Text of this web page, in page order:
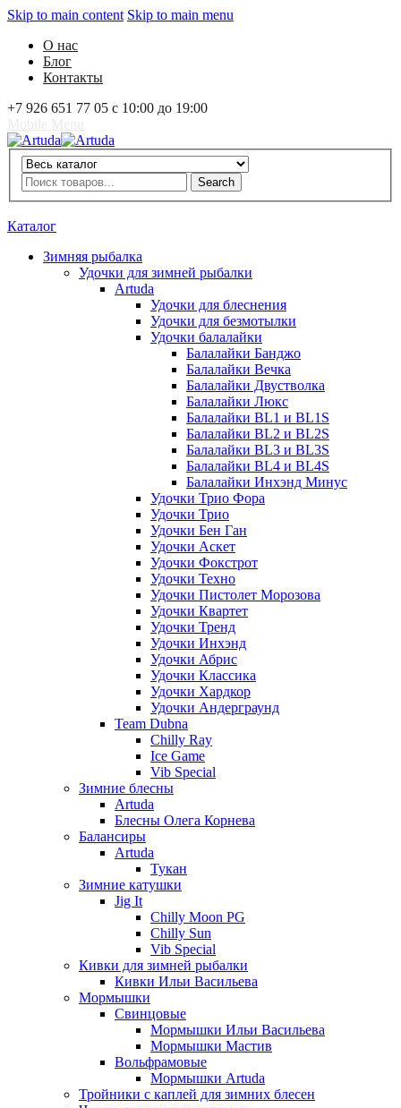
Skip to main content Skip to main menu
О нас
Блог
Контакты
+7 926 651 77 05 с 10:00 до 19:00
Artuda
Search
Search
Каталог
Зимняя рыбалка
Удочки для зимней рыбалки
Artuda
Удочки для блеснения
Удочки для безмотылки
Удочки балалайки
Балалайки Банджо
Балалайки Вечка
Балалайки Двустволка
Балалайки Люкс
Балалайки BL1 и BL1S
Балалайки BL2 и BL2S
Балалайки BL3 и BL3S
Балалайки BL4 и BL4S
Балалайки Инхэнд Минус
Удочки Трио Фора
Удочки Трио
Удочки Бен Ган
Удочки Аскет
Удочки Фокстрот
Удочки Техно
Удочки Пистолет Морозова
Удочки Квартет
Удочки Тренд
Удочки Инхэнд
Удочки Абрис
Удочки Классика
Удочки Хардкор
Удочки Андерграунд
Team Dubna
Chilly Ray
Ice Game
Vib Special
Зимние блесны
Artuda
Блесны Олега Корнева
Балансиры
Artuda
Тукан
Зимние катушки
Jig It
Chilly Moon PG
Chilly Sun
Vib Special
Кивки для зимней рыбалки
Кивки Ильи Васильева
Мормышки
Свинцовые
Мормышки Ильи Васильева
Мормышки Мастив
Вольфрамовые
Мормышки Artuda
Тройники с каплей для зимних блесен